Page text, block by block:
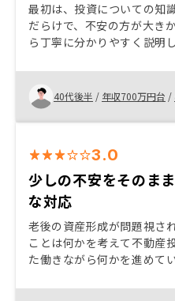
最初は、投資についての知
だらけで、不安の方が大き
ら丁寧に分かりやすく説明
した。 他社のお話も聞き
保有数、アフターケア、保
これからが楽しみです。
40代後半 / 年収700万円台 /
3.0
少しの不安をそのま
な対応
老後の資産形成が問題視さ
ことは何かを考えて不動産
た働きながら何かを進めて
間がとられないものが良
る。